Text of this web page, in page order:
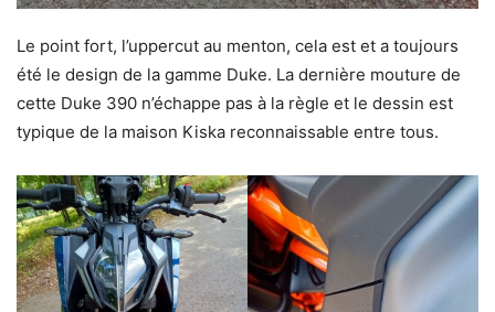
Le point fort, l’uppercut au menton, cela est et a toujours
été le design de la gamme Duke. La dernière mouture de
cette Duke 390 n’échappe pas à la règle et le dessin est
typique de la maison Kiska reconnaissable entre tous.